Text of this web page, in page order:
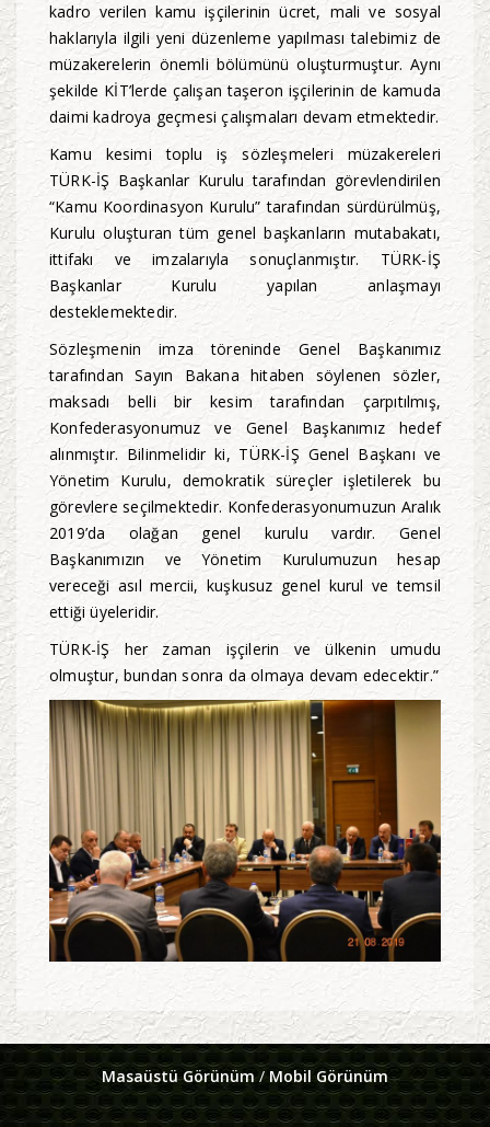
kadro verilen kamu işçilerinin ücret, mali ve sosyal
haklarıyla ilgili yeni düzenleme yapılması talebimiz de
müzakerelerin önemli bölümünü oluşturmuştur. Aynı
şekilde KİT’lerde çalışan taşeron işçilerinin de kamuda
daimi kadroya geçmesi çalışmaları devam etmektedir.
Kamu kesimi toplu iş sözleşmeleri müzakereleri
TÜRK-İŞ Başkanlar Kurulu tarafından görevlendirilen
“Kamu Koordinasyon Kurulu” tarafından sürdürülmüş,
Kurulu oluşturan tüm genel başkanların mutabakatı,
ittifakı ve imzalarıyla sonuçlanmıştır. TÜRK-İŞ
Başkanlar Kurulu yapılan anlaşmayı
desteklemektedir.
Sözleşmenin imza töreninde Genel Başkanımız
tarafından Sayın Bakana hitaben söylenen sözler,
maksadı belli bir kesim tarafından çarpıtılmış,
Konfederasyonumuz ve Genel Başkanımız hedef
alınmıştır. Bilinmelidir ki, TÜRK-İŞ Genel Başkanı ve
Yönetim Kurulu, demokratik süreçler işletilerek bu
görevlere seçilmektedir. Konfederasyonumuzun Aralık
2019’da olağan genel kurulu vardır. Genel
Başkanımızın ve Yönetim Kurulumuzun hesap
vereceği asıl mercii, kuşkusuz genel kurul ve temsil
ettiği üyeleridir.
TÜRK-İŞ her zaman işçilerin ve ülkenin umudu
olmuştur, bundan sonra da olmaya devam edecektir.”
Masaüstü Görünüm/ Mobil Görünüm